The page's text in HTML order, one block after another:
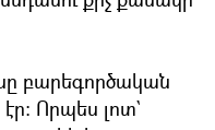
բարեգործական
Որպես լոտ`